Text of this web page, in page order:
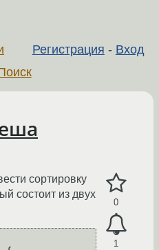
Регистрация - Вход
0
1
сортировку
состоит из двух